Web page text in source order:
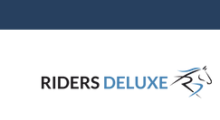
til
R